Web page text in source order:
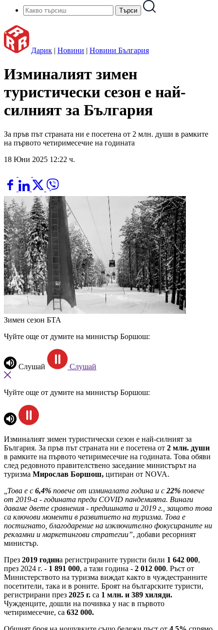
Дарик | Новини | Новини България
Изминалият зимен
туристически сезон е най-
силният за България
За пръв път страната ни е посетена от 2 млн. души в рамките
на първото четиримесечие на годината
18 Юни 2025 12:22 ч.
Зимен сезон БТА
Чуйте още от думите на министър Боршош:
Слушай Слушай
Чуйте още от думите на министър Боршош:
Изминалият зимен туристически сезон е най-силният за
България. За пръв път страната ни е посетена от 2 млн. души
в рамките на първото четиримесечие на годината. Това обяви
след редовното правителствено заседание министърът на
туризма Мирослав Боршош, цитиран от NOVA.
„Това е с 6,4% повече от изминалата година и с 22% повече
от 2019-а - годината преди COVID пандемията. Винаги
даваме двете сравнения - предишната и 2019 г., защото това
са ключови моменти в развитието на туризма. Това е
постигнато, благодарение на изключително фокусираните ни
рекламни и маркетингови стратегии”, добави ресорният
министър.
През 2019 година регистрираните туристи били 1 642 000,
през 2024 г. - 1 891 000, а тази година - 2 012 000. Ръст от
Министерството на туризма виждат както в чуждестранните
посетители, така и в роните. Броят на българските туристи,
регистрирани през 2025 г. са 1 млн. и 389 хиляди.
Чужденците, дошли на почивка у нас в първото
четиримесечие, са 632 000.